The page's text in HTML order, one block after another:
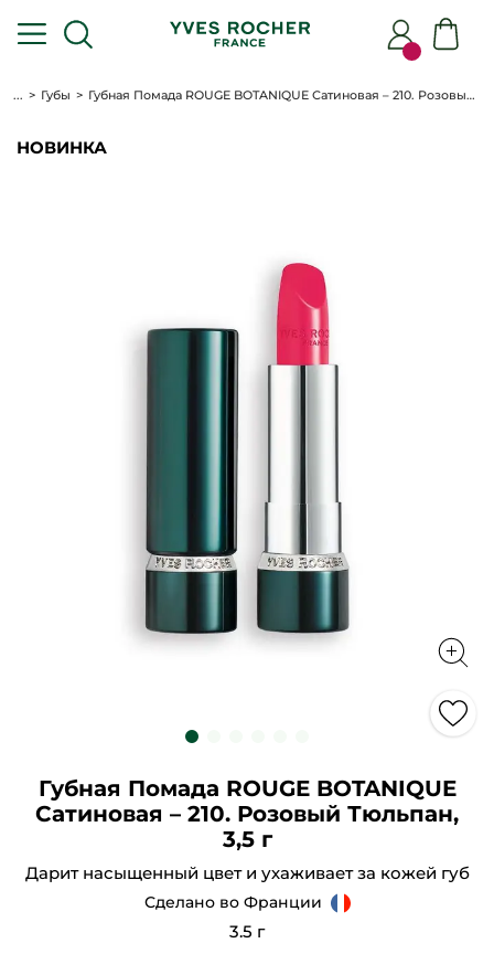
... Губы Губная Помада ROUGE BOTANIQUE Сатиновая – 210. Розовый Тюльпан, 3,5 г
НОВИНКА
Губная Помада ROUGE BOTANIQUE
Сатиновая – 210. Розовый Тюльпан,
3,5 г
Дарит насыщенный цвет и ухаживает за кожей губ
Сделано во Франции
3.5 г